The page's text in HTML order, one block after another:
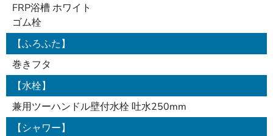
FRP浴槽 ホワイト
ゴム栓
【ふろふた】
巻きフタ
【水栓】
兼用ツーハンドル壁付水栓 吐水250mm
【シャワー】